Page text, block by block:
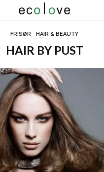
FRISØR HAIR & BEAUTY
HAIR BY PUST